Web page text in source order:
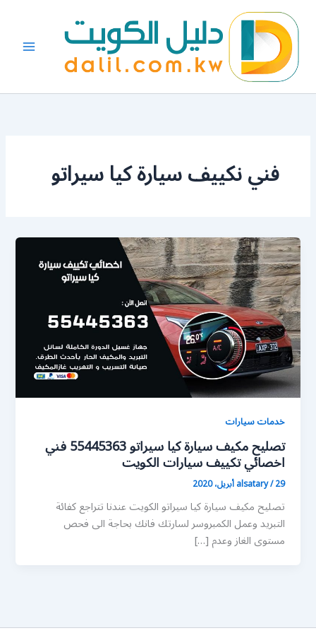
المحتوى
فني نكييف سيارة كيا سيراتو
خدمات سيارات
تصليح مكيف سيارة كيا سيراتو 55445363 فني
اخصائي تكييف سيارات الكويت
alsatary/29 أبريل، 2020
تصليح مكيف سيارة كيا سيراتو الكويت عندنا تتراجع كفائة
التبريد وعمل الكمبروسر لسارتك فانك بحاجة الى فحص
مستوى الغاز وعدم […]